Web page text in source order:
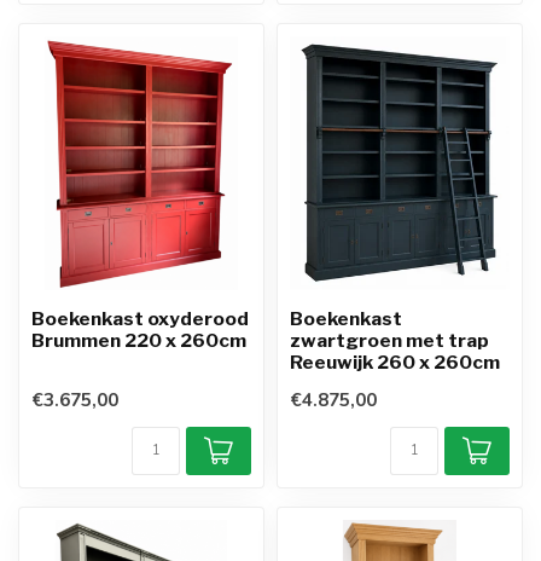
Boekenkast oxyderood
Brummen 220 x 260cm
€3.675,00
Boekenkast
zwartgroen met trap
Reeuwijk 260 x 260cm
€4.875,00